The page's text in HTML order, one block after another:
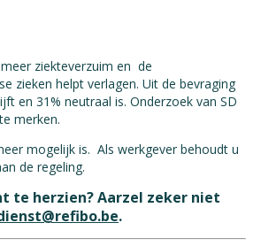
ziekteverzuim en de
zieken helpt verlagen. Uit de bevraging
en 31% neutraal is. Onderzoek van SD
merken.
mogelijk is. Als werkgever behoudt u
de regeling.
te herzien? Aarzel zeker niet
.